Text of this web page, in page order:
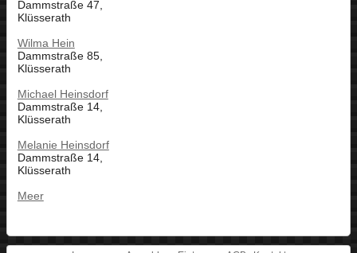
Dammstraße 47,
Klüsserath
Wilma Hein
Dammstraße 85,
Klüsserath
Michael Heinsdorf
Dammstraße 14,
Klüsserath
Melanie Heinsdorf
Dammstraße 14,
Klüsserath
Meer